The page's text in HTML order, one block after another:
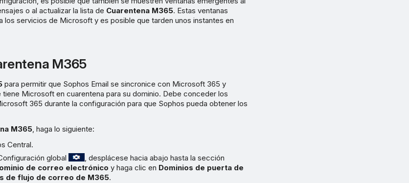
o al actualizar la lista de Cuarentena M365. Estas ventanas
los servicios de Microsoft y es posible que tarden unos instantes en
M365
para permitir que Sophos Email se sincronice con Microsoft 365 y
Microsoft en cuarentena para su dominio. Debe conceder los
365 durante la configuración para que Sophos pueda obtener los
M365, haga lo siguiente:
Central.
global
, desplácese hacia abajo hasta la sección
de correo electrónico y haga clic en Dominios de puerta de
de flujo de correo de M365.